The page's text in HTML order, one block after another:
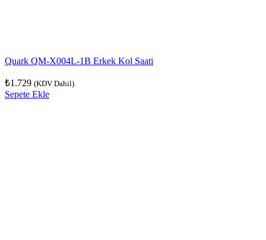
Quark QM-X004L-1B Erkek Kol Saati
₺1.729 (KDV Dahil)
Sepete Ekle